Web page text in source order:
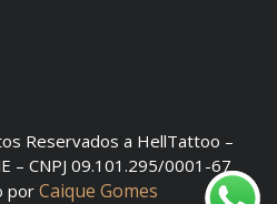
Reservados a HellTattoo –
– CNPJ 09.101.295/0001-67
por Caique Gomes